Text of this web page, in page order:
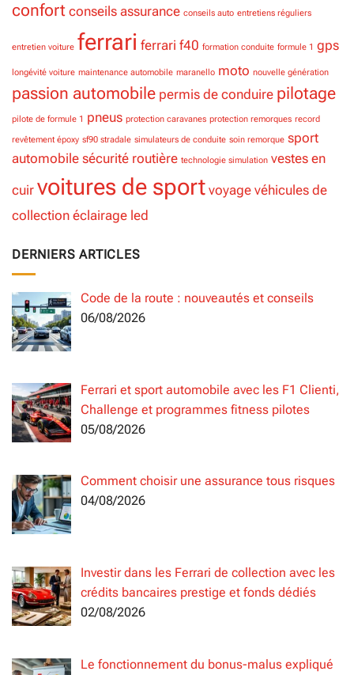
confort conseils assurance conseils auto entretiens réguliers
entretien voiture ferrari ferrari f40 formation conduite formule 1 gps
longévité voiture maintenance automobile maranello moto nouvelle génération
passion automobile permis de conduire pilotage
pilote de formule 1 pneus protection caravanes protection remorques record
revêtement époxy sf90 stradale simulateurs de conduite soin remorque sport
automobile sécurité routière technologie simulation vestes en
cuir voitures de sport voyage véhicules de
collection éclairage led
DERNIERS ARTICLES
Code de la route : nouveautés et conseils
06/08/2026
Ferrari et sport automobile avec les F1 Clienti,
Challenge et programmes fitness pilotes
05/08/2026
Comment choisir une assurance tous risques
04/08/2026
Investir dans les Ferrari de collection avec les
crédits bancaires prestige et fonds dédiés
02/08/2026
Le fonctionnement du bonus-malus expliqué